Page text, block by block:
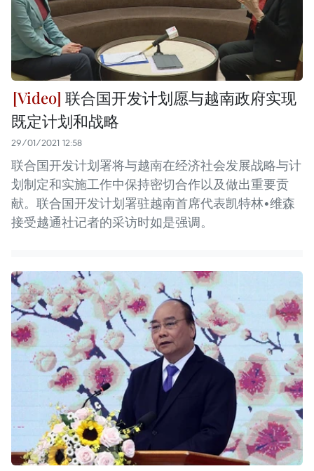
联合国开发计划愿与越南政府实现
既定计划和战略
29/01/2021 12:58
联合国开发计划署将与越南在经济社会发展战略与计
划制定和实施工作中保持密切合作以及做出重要贡
献。联合国开发计划署驻越南首席代表凯特林•维森
接受越通社记者的采访时如是强调。